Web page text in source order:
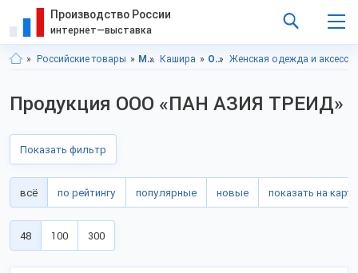
Производство России
интернет—выставка
Российские товары Московская область Кашира Одежда Женская одежда и
Продукция ООО «ПАН АЗИЯ ТРЕИД»
Показать фильтр
всё по рейтингу популярные новые показать на карте
48 100 300